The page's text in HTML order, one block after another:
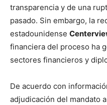
transparencia y de una
pasado. Sin embargo, la
estadounidense
financiera del proceso ha
sectores financieros y
De acuerdo con
adjudicación del mandato